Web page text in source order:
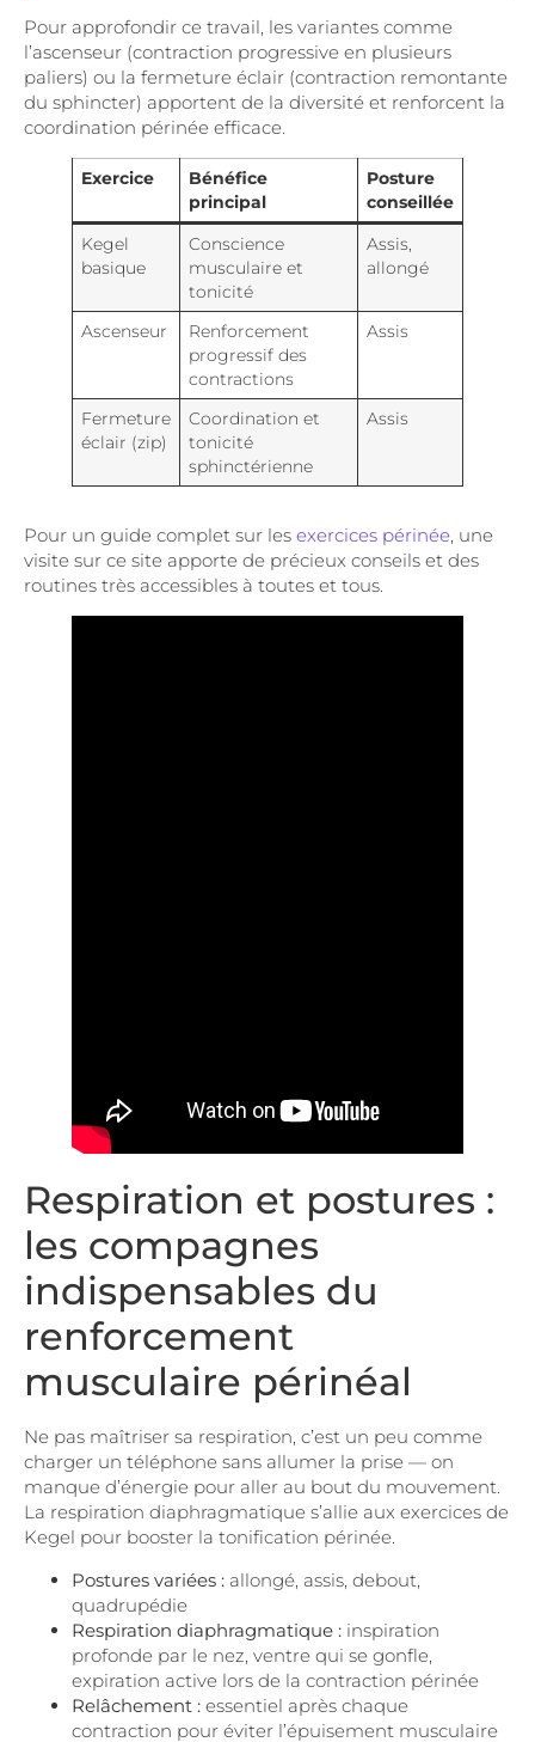
Pour approfondir ce travail, les variantes comme
l’ascenseur (contraction progressive en plusieurs
paliers) ou la fermeture éclair (contraction remontante
du sphincter) apportent de la diversité et renforcent la
coordination périnée efficace.
Exercice
Bénéfice
principal
Posture
conseillée
Kegel
basique
Conscience
musculaire et
tonicité
Assis,
allongé
Ascenseur
Renforcement
progressif des
contractions
Assis
Fermeture
éclair (zip)
Coordination et
tonicité
sphinctérienne
Assis
Pour un guide complet sur les exercices périnée, une
visite sur ce site apporte de précieux conseils et des
routines très accessibles à toutes et tous.
Respiration et postures :
les compagnes
indispensables du
renforcement
musculaire périnéal
Ne pas maîtriser sa respiration, c’est un peu comme
charger un téléphone sans allumer la prise — on
manque d’énergie pour aller au bout du mouvement.
La respiration diaphragmatique s’allie aux exercices de
Kegel pour booster la tonification périnée.
Postures variées : allongé, assis, debout,
quadrupédie
Respiration diaphragmatique : inspiration
profonde par le nez, ventre qui se gonfle,
expiration active lors de la contraction périnée
Relâchement : essentiel après chaque
contraction pour éviter l’épuisement musculaire